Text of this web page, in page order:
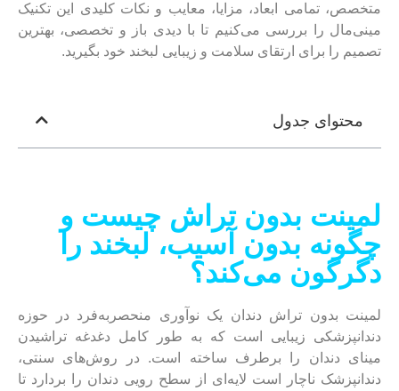
متخصص، تمامی ابعاد، مزایا، معایب و نکات کلیدی این تکنیک
مینی‌مال را بررسی می‌کنیم تا با دیدی باز و تخصصی، بهترین
تصمیم را برای ارتقای سلامت و زیبایی لبخند خود بگیرید.
محتوای جدول
لمینت بدون تراش چیست و
چگونه بدون آسیب، لبخند را
دگرگون می‌کند؟
لمینت بدون تراش دندان یک نوآوری منحصربه‌فرد در حوزه
دندانپزشکی زیبایی است که به طور کامل دغدغه تراشیدن
مینای دندان را برطرف ساخته است. در روش‌های سنتی،
دندانپزشک ناچار است لایه‌ای از سطح رویی دندان را بردارد تا